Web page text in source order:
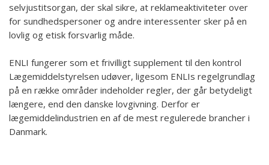
selvjustitsorgan, der skal sikre, at reklameaktiviteter over
for sundhedspersoner og andre interessenter sker på en
lovlig og etisk forsvarlig måde.
ENLI fungerer som et frivilligt supplement til den kontrol
Lægemiddelstyrelsen udøver, ligesom ENLIs regelgrundlag
på en række områder indeholder regler, der går betydeligt
længere, end den danske lovgivning. Derfor er
lægemiddelindustrien en af de mest regulerede brancher i
Danmark.